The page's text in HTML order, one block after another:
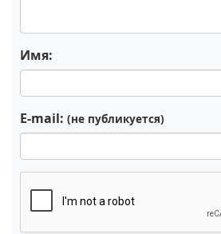
Имя:
E-mail: (не публикуется)